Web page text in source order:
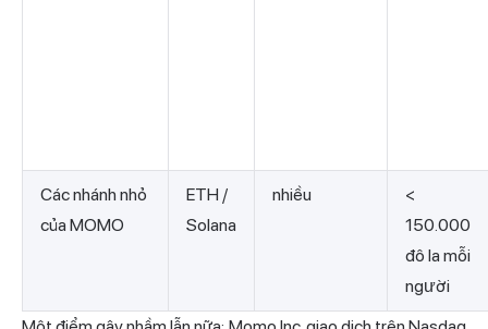
Các nhánh nhỏ
của MOMO
ETH /
Solana
nhiều
<
150.000
đô la mỗi
người